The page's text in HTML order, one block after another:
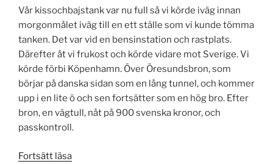
Vår kissochbajstank var nu full så vi körde iväg innan
morgonmålet iväg till en ett ställe som vi kunde tömma
tanken. Det var vid en bensinstation och rastplats.
Därefter åt vi frukost och körde vidare mot Sverige. Vi
körde förbi Köpenhamn. Över Öresundsbron, som
börjar på danska sidan som en lång tunnel, och kommer
upp i en lite ö och sen fortsätter som en hög bro. Efter
bron, en vägtull, nåt på 900 svenska kronor, och
passkontroll.
Fortsätt läsa”1